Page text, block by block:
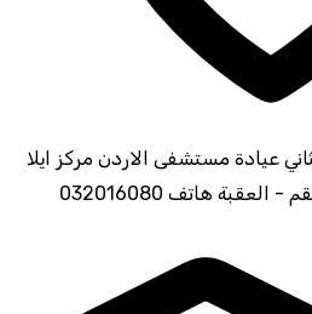
عيادة مستشفى الاردن مركز ايلا
هاتف 032016080